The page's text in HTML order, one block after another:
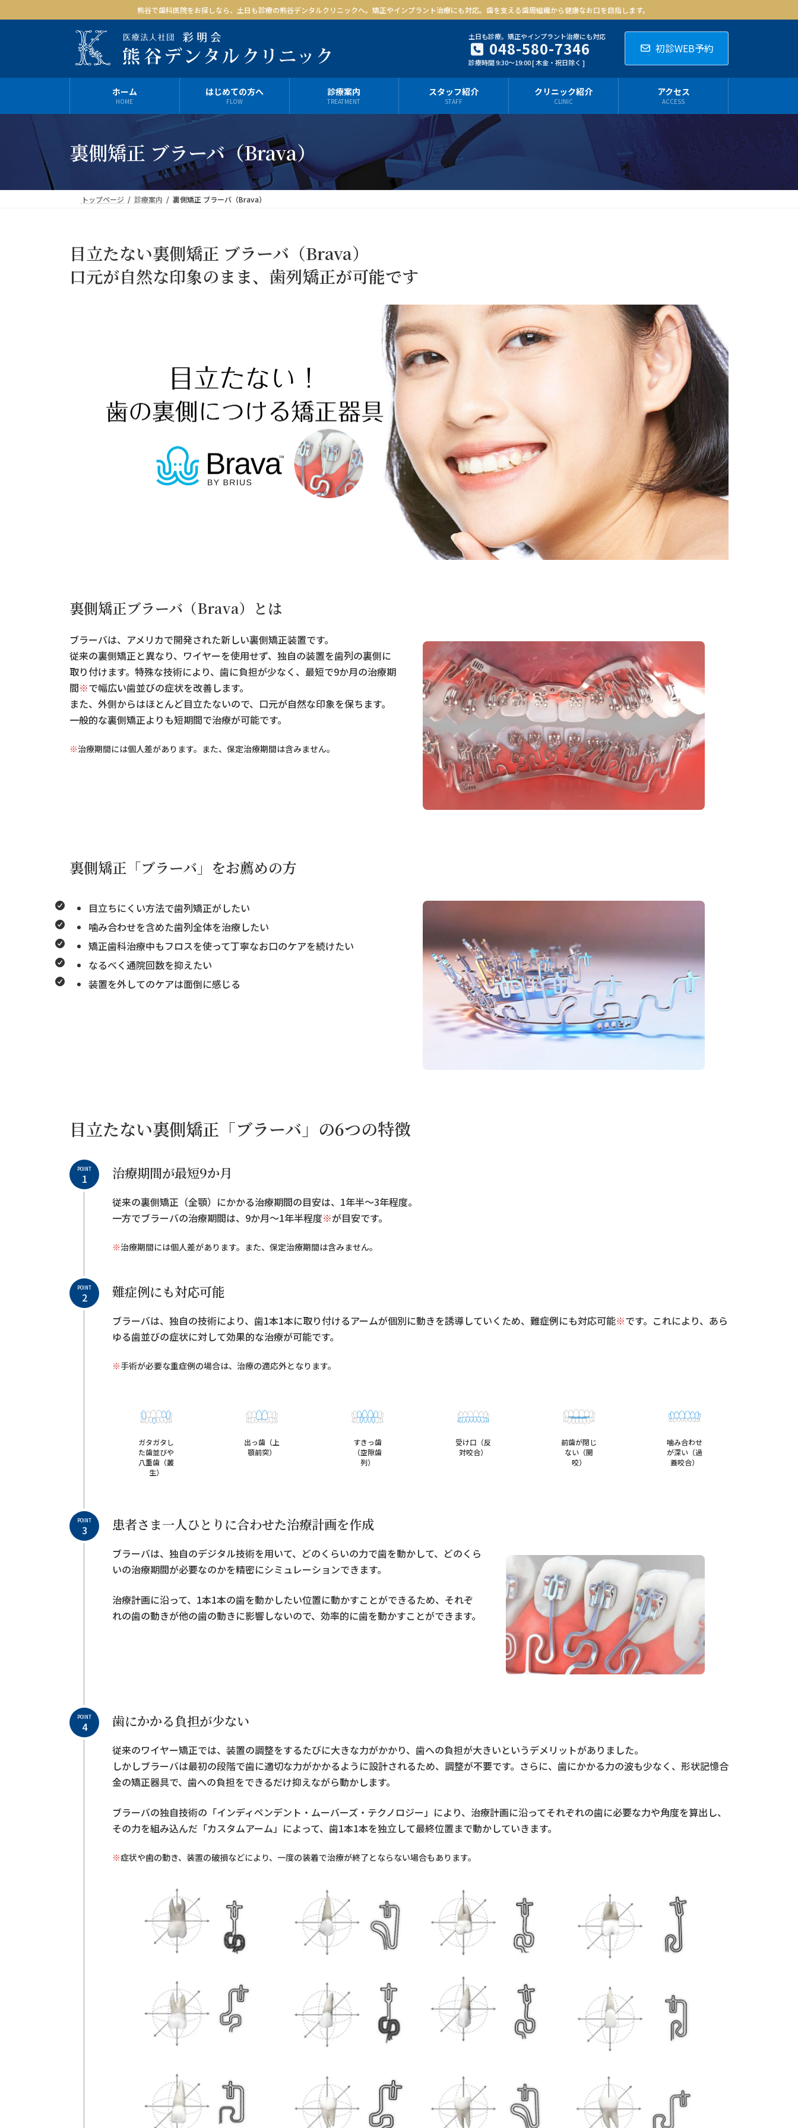
ン
へ
ビ
ョ
熊谷で歯科医院をお探しなら、土日も診療の熊谷デンタルクリニックへ。矯正やインプラント治療にも対応。歯を支える歯周組織から健康なお口を目指します。
土日も診療。矯正やインプラント治療にも対応
048-580-7346
診療時間 9:30～19:00 [ 木金・祝日除く ]
初診WEB予約
ホーム
HOME
はじめての方へ
FLOW
診療案内
TREATMENT
スタッフ紹介
STAFF
クリニック紹介
CLINIC
アクセス
ACCESS
裏側矯正 ブラーバ（Brava）
トップページ 診療案内 裏側矯正 ブラーバ（Brava）
目立たない裏側矯正 ブラーバ（Brava）
口元が自然な印象のまま、歯列矯正が可能です
裏側矯正ブラーバ（Brava）とは
ブラーバは、アメリカで開発された新しい裏側矯正装置です。
従来の裏側矯正と異なり、ワイヤーを使用せず、独自の装置を歯列の裏側に
取り付けます。特殊な技術により、歯に負担が少なく、最短で9か月の治療期
間※で幅広い歯並びの症状を改善します。
また、外側からはほとんど目立たないので、口元が自然な印象を保ちます。
一般的な裏側矯正よりも短期間で治療が可能です。
※治療期間には個人差があります。また、保定治療期間は含みません。
裏側矯正「ブラーバ」をお薦めの方
目立ちにくい方法で歯列矯正がしたい
噛み合わせを含めた歯列全体を治療したい
矯正歯科治療中もフロスを使って丁寧なお口のケアを続けたい
なるべく通院回数を抑えたい
装置を外してのケアは面倒に感じる
目立たない裏側矯正「ブラーバ」の6つの特徴
治療期間が最短9か月
従来の裏側矯正（全顎）にかかる治療期間の目安は、1年半～3年程度。
一方でブラーバの治療期間は、9か月～1年半程度※が目安です。
※治療期間には個人差があります。また、保定治療期間は含みません。
POINT
1
難症例にも対応可能
ブラーバは、独自の技術により、歯1本1本に取り付けるアームが個別に動きを誘導していくため、難症例にも対応可能※です。これにより、あら
ゆる歯並びの症状に対して効果的な治療が可能です。
※手術が必要な重症例の場合は、治療の適応外となります。
ガタガタし
た歯並びや
八重歯（叢
生）
出っ歯（上
顎前突）
すきっ歯
（空隙歯
列）
受け口（反
対咬合）
前歯が閉じ
ない（開
咬）
噛み合わせ
が深い（過
蓋咬合）
POINT
2
患者さま一人ひとりに合わせた治療計画を作成
ブラーバは、独自のデジタル技術を用いて、どのくらいの力で歯を動かして、どのくら
いの治療期間が必要なのかを精密にシミュレーションできます。
治療計画に沿って、1本1本の歯を動かしたい位置に動かすことができるため、それぞ
れの歯の動きが他の歯の動きに影響しないので、効率的に歯を動かすことができます。
POINT
3
歯にかかる負担が少ない
従来のワイヤー矯正では、装置の調整をするたびに大きな力がかかり、歯への負担が大きいというデメリットがありました。
しかしブラーバは最初の段階で歯に適切な力がかかるように設計されるため、調整が不要です。さらに、歯にかかる力の波も少なく、形状記憶合
金の矯正器具で、歯への負担をできるだけ抑えながら動かします。
ブラーバの独自技術の「インディペンデント・ムーバーズ・テクノロジー」により、治療計画に沿ってそれぞれの歯に必要な力や角度を算出し、
その力を組み込んだ「カスタムアーム」によって、歯1本1本を独立して最終位置まで動かしていきます。
※症状や歯の動き、装置の破損などにより、一度の装着で治療が終了とならない場合もあります。
POINT
4